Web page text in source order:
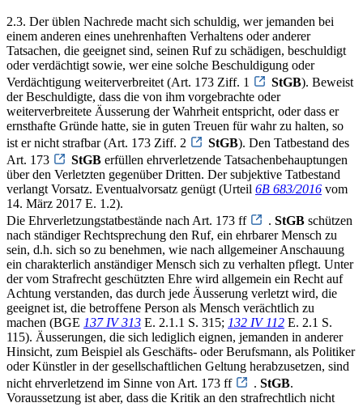
2.3. Der üblen Nachrede macht sich schuldig, wer jemanden bei
einem anderen eines unehrenhaften Verhaltens oder anderer
Tatsachen, die geeignet sind, seinen Ruf zu schädigen, beschuldigt
oder verdächtigt sowie, wer eine solche Beschuldigung oder
Verdächtigung weiterverbreitet (Art. 173 Ziff. 1
StGB). Beweist
der Beschuldigte, dass die von ihm vorgebrachte oder
weiterverbreitete Äusserung der Wahrheit entspricht, oder dass er
ernsthafte Gründe hatte, sie in guten Treuen für wahr zu halten, so
ist er nicht strafbar (Art. 173 Ziff. 2
StGB). Den Tatbestand des
Art. 173
StGB erfüllen ehrverletzende Tatsachenbehauptungen
über den Verletzten gegenüber Dritten. Der subjektive Tatbestand
verlangt Vorsatz. Eventualvorsatz genügt (Urteil 6B 683/2016 vom
14. März 2017 E. 1.2).
Die Ehrverletzungstatbestände nach Art. 173 ff
. StGB schützen
nach ständiger Rechtsprechung den Ruf, ein ehrbarer Mensch zu
sein, d.h. sich so zu benehmen, wie nach allgemeiner Anschauung
ein charakterlich anständiger Mensch sich zu verhalten pflegt. Unter
der vom Strafrecht geschützten Ehre wird allgemein ein Recht auf
Achtung verstanden, das durch jede Äusserung verletzt wird, die
geeignet ist, die betroffene Person als Mensch verächtlich zu
machen (BGE 137 IV 313 E. 2.1.1 S. 315; 132 IV 112 E. 2.1 S.
115). Äusserungen, die sich lediglich eignen, jemanden in anderer
Hinsicht, zum Beispiel als Geschäfts- oder Berufsmann, als Politiker
oder Künstler in der gesellschaftlichen Geltung herabzusetzen, sind
nicht ehrverletzend im Sinne von Art. 173 ff
. StGB.
Voraussetzung ist aber, dass die Kritik an den strafrechtlich nicht